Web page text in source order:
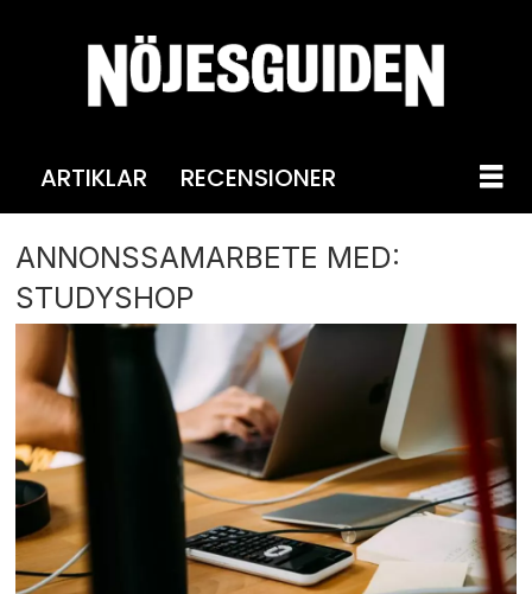
ARTIKLAR RECENSIONER
ANNONSSAMARBETE MED:
STUDYSHOP